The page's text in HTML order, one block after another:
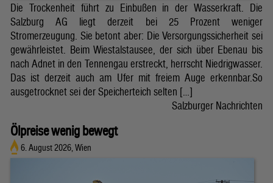
Die Trockenheit führt zu Einbußen in der Wasserkraft. Die
Salzburg AG liegt derzeit bei 25 Prozent weniger
Stromerzeugung. Sie betont aber: Die Versorgungssicherheit sei
gewährleistet. Beim Wiestalstausee, der sich über Ebenau bis
nach Adnet in den Tennengau erstreckt, herrscht Niedrigwasser.
Das ist derzeit auch am Ufer mit freiem Auge erkennbar.So
ausgetrocknet sei der Speicherteich selten […]
Salzburger Nachrichten
Ölpreise wenig bewegt
6. August 2026, Wien